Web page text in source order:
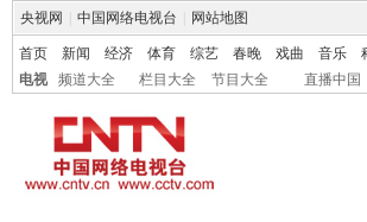
央视网 中国网络电视台 网站地图
首页 新闻 经济 体育 综艺 春晚 戏曲 音乐
电视
频道大全 栏目大全 节目大全 直播中国